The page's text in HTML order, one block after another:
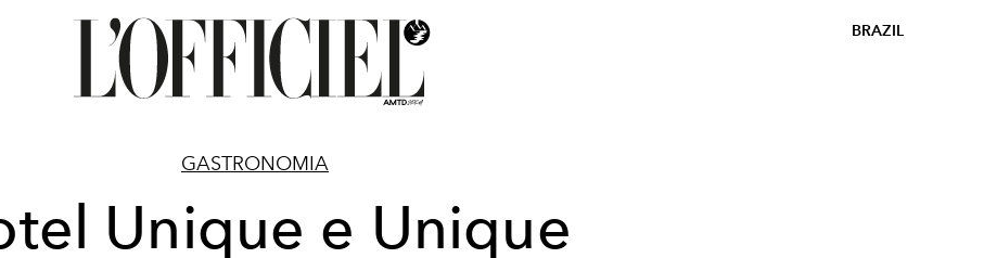
BRAZIL
GASTRONOMIA
Unique e Unique